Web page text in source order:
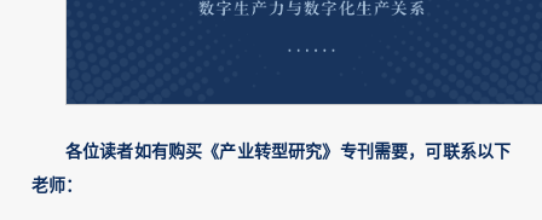
各位读者如有购买《产业转型研究》专刊需要，可联系以下
老师：